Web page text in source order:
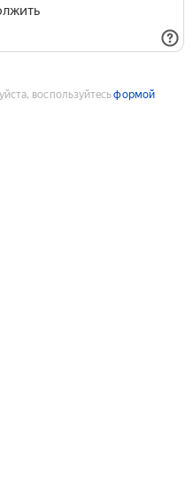
воспользуйтесьформой